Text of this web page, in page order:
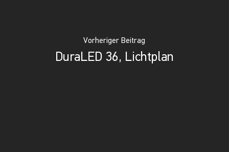
Vorheriger Beitrag
DuraLED 36, Lichtplan